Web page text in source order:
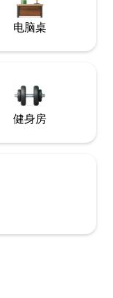
电脑桌
健身房